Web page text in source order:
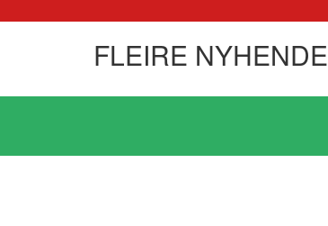
FLEIRE NYHENDE